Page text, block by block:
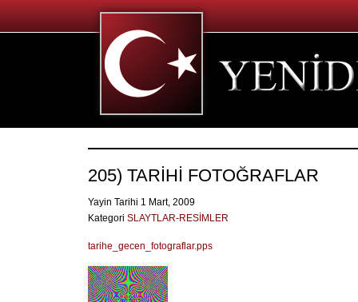
205) TARİHİ FOTOĞRAFLAR
Yayin Tarihi 1 Mart, 2009
Kategori SLAYTLAR-RESİMLER
tarihe_gecen_fotograflar.pps